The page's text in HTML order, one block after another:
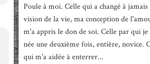
Poule à moi. Celle qui a changé à
vision de la vie, ma conception de
m'a appris le don de soi. Celle par qui je
née une deuxième fois, entière, novice.
qui m'a aidée à enterrer...